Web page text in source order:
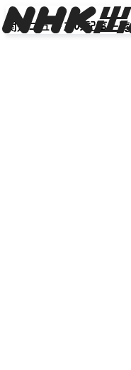
関連ニュースの記事一覧